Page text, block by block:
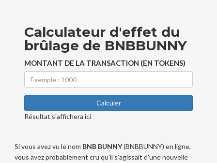
Calculateur d'effet du
brûlage de BNBBUNNY
MONTANT DE LA TRANSACTION (EN TOKENS)
Calculer
Résultat s'affichera ici
Si vous avez vu le nom BNB BUNNY(BNBBUNNY) en ligne,
vous avez probablement cru qu’il s’agissait d’une nouvelle